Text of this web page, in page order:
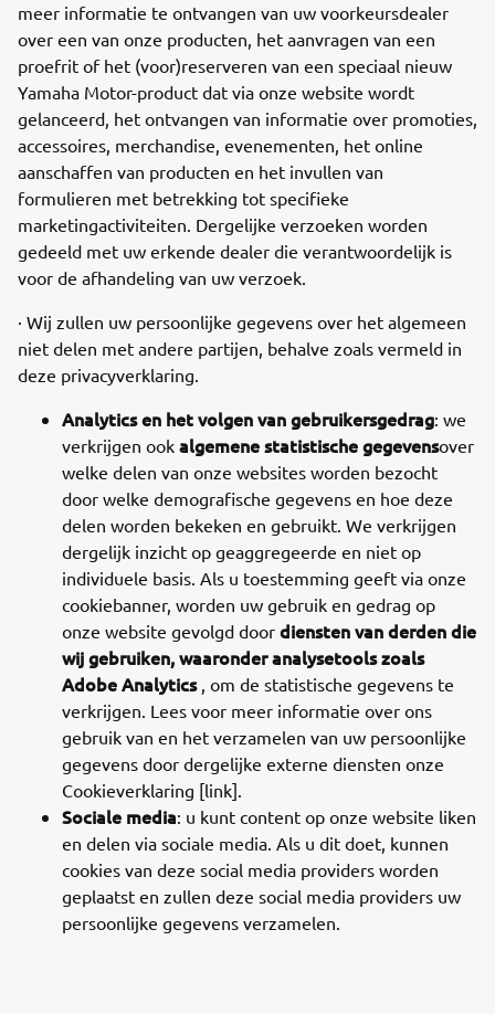
meer informatie te ontvangen van uw voorkeursdealer
over een van onze producten, het aanvragen van een
proefrit of het (voor)reserveren van een speciaal nieuw
Yamaha Motor-product dat via onze website wordt
gelanceerd, het ontvangen van informatie over promoties,
accessoires, merchandise, evenementen, het online
aanschaffen van producten en het invullen van
formulieren met betrekking tot specifieke
marketingactiviteiten. Dergelijke verzoeken worden
gedeeld met uw erkende dealer die verantwoordelijk is
voor de afhandeling van uw verzoek.
· Wij zullen uw persoonlijke gegevens over het algemeen
niet delen met andere partijen, behalve zoals vermeld in
deze privacyverklaring.
Analytics en het volgen van gebruikersgedrag: we
verkrijgen ook algemene statistische gegevensover
welke delen van onze websites worden bezocht
door welke demografische gegevens en hoe deze
delen worden bekeken en gebruikt. We verkrijgen
dergelijk inzicht op geaggregeerde en niet op
individuele basis. Als u toestemming geeft via onze
cookiebanner, worden uw gebruik en gedrag op
onze website gevolgd door diensten van derden die
wij gebruiken, waaronder analysetools zoals
Adobe Analytics, om de statistische gegevens te
verkrijgen. Lees voor meer informatie over ons
gebruik van en het verzamelen van uw persoonlijke
gegevens door dergelijke externe diensten onze
Cookieverklaring [link].
Sociale media: u kunt content op onze website liken
en delen via sociale media. Als u dit doet, kunnen
cookies van deze social media providers worden
geplaatst en zullen deze social media providers uw
persoonlijke gegevens verzamelen.